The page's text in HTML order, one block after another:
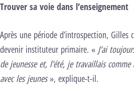
Trouver sa voie dans l’enseignement
Après une période d’introspection,
devenir instituteur primaire. « J’ai
de jeunesse et, l’été, je travaillais comme
avec les jeunes», explique-t-il.